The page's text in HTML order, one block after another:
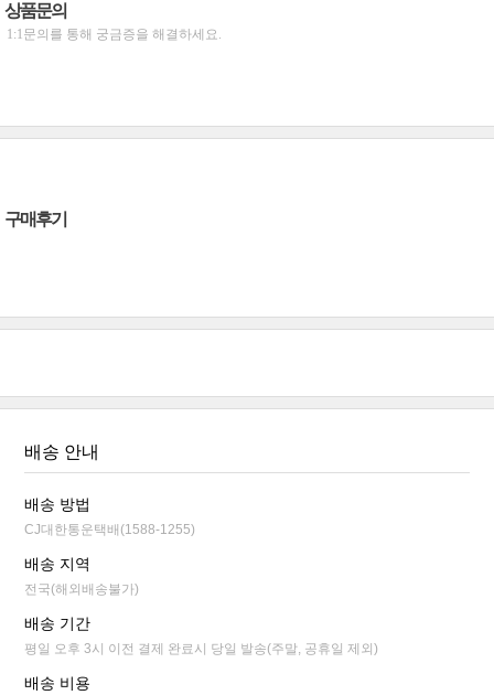
상품문의
1:1문의를 통해 궁금증을 해결하세요.
구매후기
배송 안내
배송 방법
CJ대한통운택배(1588-1255)
배송 지역
전국(해외배송불가)
배송 기간
평일 오후 3시 이전 결제 완료시 당일 발송(주말, 공휴일 제외)
배송 비용